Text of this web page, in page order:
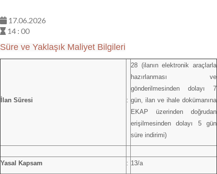
17.06.2026
14 : 00
Süre ve Yaklaşık Maliyet Bilgileri
İlan Süresi :
28 (ilanın elektronik araçlarla
hazırlanması ve
gönderilmesinden dolayı 7
gün, ilan ve ihale dokümanına
EKAP üzerinden doğrudan
erişilmesinden dolayı 5 gün
süre indirimi)
Yasal Kapsam : 13/a